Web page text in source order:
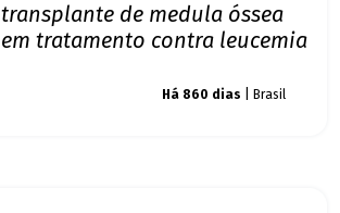
transplante de medula óssea
em tratamento contra leucemia
Há 860 dias | Brasil